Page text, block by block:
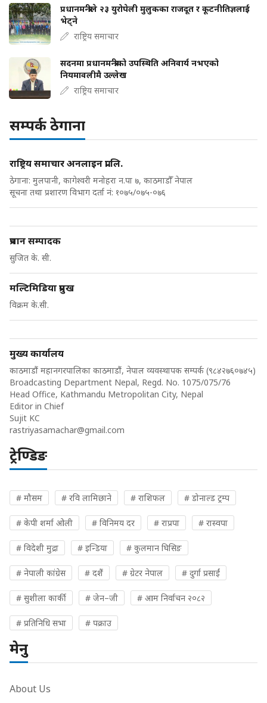
प्रधानमन्त्रीले २३ युरोपेली मुलुकका राजदूत र कूटनीतिज्ञलाई
भेट्ने
राष्ट्रिय समाचार
सदनमा प्रधानमन्त्रीको उपस्थिति अनिवार्य नभएको
नियमावलीमै उल्लेख
राष्ट्रिय समाचार
सम्पर्क ठेगाना
राष्ट्रिय समाचार अनलाइन प्रा.लि.
ठेगाना: मुलपानी, कागेश्वरी मनोहरा न.पा ७, काठमाडौँ नेपाल
सूचना तथा प्रशारण विभाग दर्ता नं: १०७५/०७५-०७६
प्रधान सम्पादक
सुजित के. सी.
मल्टिमिडिया प्रमुख
विक्रम के.सी.
मुख्य कार्यालय
काठमाडौं महानगरपालिका काठमाडौं, नेपाल व्यवस्थापक सम्पर्क (९८४२७६०७४५)
Broadcasting Department Nepal, Regd. No. 1075/075/76
Head Office, Kathmandu Metropolitan City, Nepal
Editor in Chief
Sujit KC
rastriyasamachar@gmail.com
ट्रेण्डिङ
# मौसम # रवि लामिछाने # राशिफल # डोनाल्ड ट्रम्प
# केपी शर्मा ओली # विनिमय दर # राप्रपा # रास्वपा
# विदेशी मुद्रा # इन्डिया # कुलमान घिसिङ
# नेपाली कांग्रेस # दशैं # ग्रेटर नेपाल # दुर्गा प्रसाईं
# सुशीला कार्की # जेन–जी # आम निर्वाचन २०८२
# प्रतिनिधि सभा # पक्राउ
मेनु
About Us